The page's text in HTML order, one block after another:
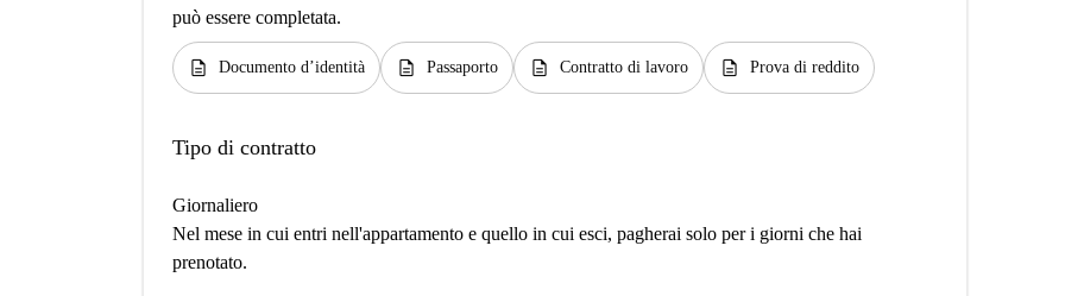
può essere completata.
description Documento d’identità description Passaporto description Contratto di lavoro description Prova di reddito
Tipo di contratto
Giornaliero
Nel mese in cui entri nell'appartamento e quello in cui esci, pagherai solo per i giorni che hai
prenotato.